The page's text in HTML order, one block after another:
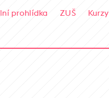
prohlídka ZUŠ Kurzy